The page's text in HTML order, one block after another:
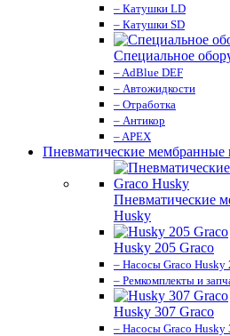
– Катушки LD
– Катушки SD
Специальное
– AdBlue DEF
– Автожидкости
– Отработка
– Антикор
– APEX
Пневматические мембранные
Пневматические
Husky
Husky 205 Graco
– Насосы Graco Husky
– Ремкомплекты и
Husky 307 Graco
– Насосы Graco Husky